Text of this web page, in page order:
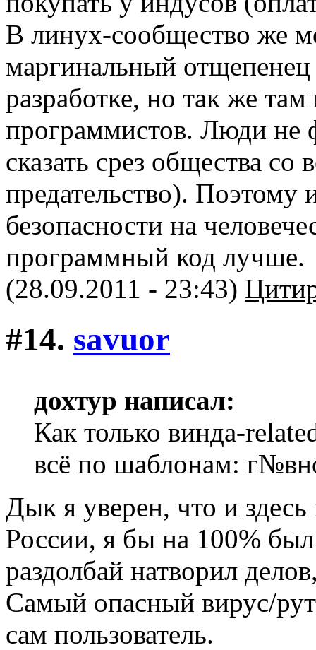
В линух-сообщество же
маргинальный отщепенец
разработке, но так же
программистов. Люди не
сказать срез общества
предательство). Поэтому
безопасности на
программный код лучше.
(28.09.2011 - 23:43)
#14. savuor
дохтур написал:
Как только винда-
всё по шаблонам:
Дык я уверен, что и
России, я бы на 100%
раздолбай натворил
Самый опасный вирус/
сам пользователь.